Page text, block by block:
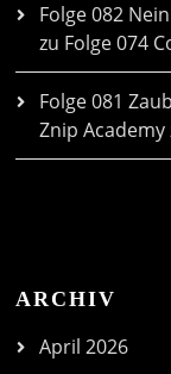
Folge 082
zu Folge 074
Folge 081
Znip Academy
ARCHIV
April 2026